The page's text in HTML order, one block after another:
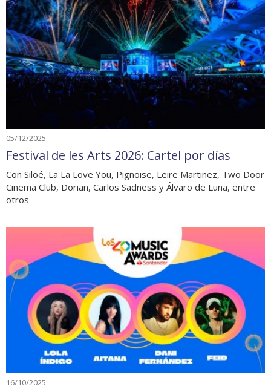
05/12/2025
Festival de les Arts 2026: Cartel por días
Con Siloé, La La Love You, Pignoise, Leire Martinez, Two Door
Cinema Club, Dorian, Carlos Sadness y Álvaro de Luna, entre
otros
16/10/2025